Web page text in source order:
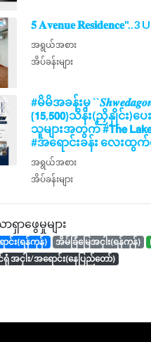
𝟓 𝐀𝐯𝐞𝐧𝐮𝐞 𝐑𝐞𝐬𝐢𝐝𝐞𝐧𝐜𝐞"..3
အရွယ်အစား
အိပ်ခန်းများ
#မိမိအခန်းမှ
{𝟭𝟱,𝟱𝟬𝟬}သိန်း(ညှိနှိုင်း
သူများအတွက် #𝗧𝗵𝗲 𝗟𝗮𝗸𝗲
#အရောင်းခန်း လေးထွက်န
အရွယ်အစား
အိပ်ခန်းများ
ာဖွေမှုများ
ောင်း(ရန်ကုန်) အိမ်ခြံမြေအငှါး(ရန်ကုန်)
ရုံ အငှါး/အရောင်း(နေပြည်တော်)